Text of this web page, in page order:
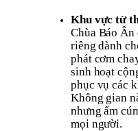
Khu vực từ
Chùa Báo
riêng dành
phát cơm
sinh hoạt
phục vụ các
Không gian
nhưng ấm
mọi người.